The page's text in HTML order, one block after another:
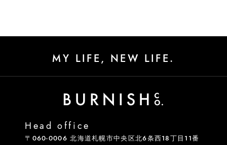
MY LIFE, NEW LIFE.
Head office
〒060-0006 北海道札幌市中央区北6条西18丁目11番